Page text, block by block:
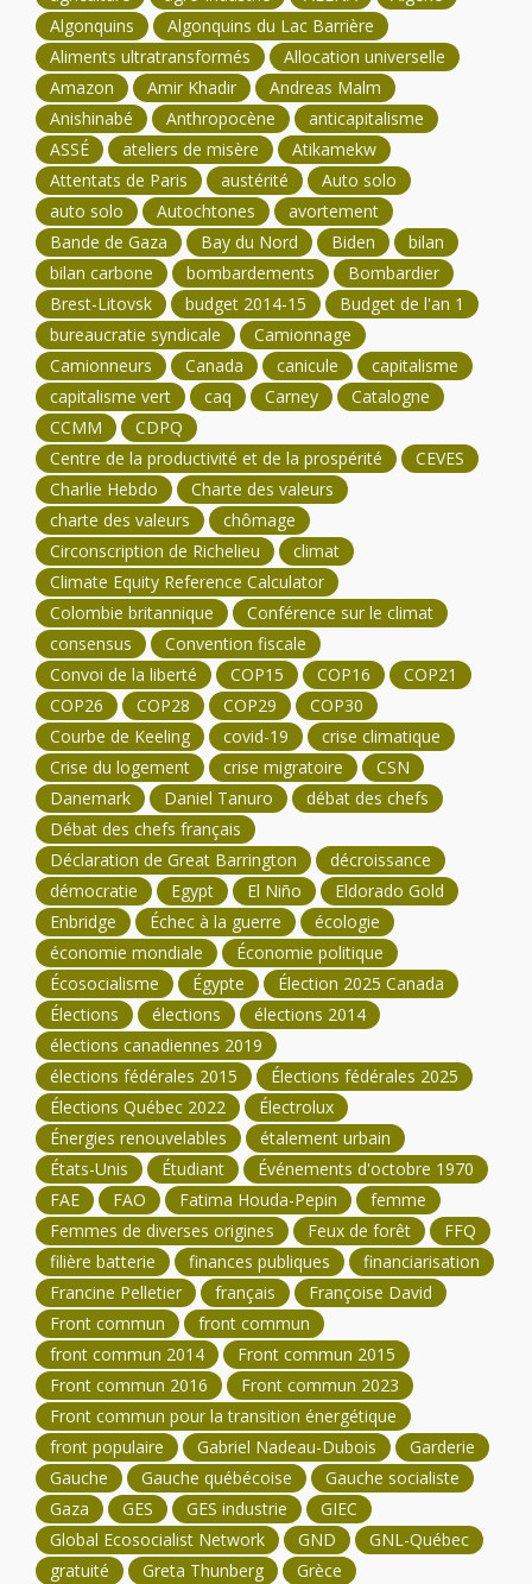
Algonquins
Algonquins du Lac Barrière
Aliments ultratransformés
Allocation universelle
Amazon
Amir Khadir
Andreas Malm
Anishinabé
Anthropocène
anticapitalisme
ASSÉ
ateliers de misère
Atikamekw
Attentats de Paris
austérité
Auto solo
auto solo
Autochtones
avortement
Bande de Gaza
Bay du Nord Biden
bilan
bilan carbone
bombardements
Bombardier
Brest-Litovsk
budget 2014-15
Budget de l'an 1
bureaucratie syndicale
Camionnage
Camionneurs
Canada canicule
capitalisme
capitalisme vert
caq Carney
Catalogne
CCMM
CDPQ
Centre de la productivité et de la prospérité
CEVES
Charlie Hebdo
Charte des valeurs
charte des valeurs
chômage
Circonscription de Richelieu
climat
Climate Equity Reference Calculator
Colombie britannique
Conférence sur le climat
consensus
Convention fiscale
Convoi de la liberté
COP15 COP16
COP21
COP26
COP28 COP29
COP30
Courbe de Keeling
covid-19
crise climatique
Crise du logement
crise migratoire
CSN
Danemark
Daniel Tanuro
débat des chefs
Débat des chefs français
Déclaration de Great Barrington
décroissance
démocratie
Egypt El Niño
Eldorado Gold
Enbridge
Échec à la guerre
écologie
économie mondiale
Économie politique
Écosocialisme
Égypte
Élection 2025 Canada
Élections
élections
élections 2014
élections canadiennes 2019
élections fédérales 2015
Élections fédérales 2025
Élections Québec 2022
Électrolux
Énergies renouvelables
étalement urbain
États-Unis
Étudiant
Événements d'octobre 1970
FAE
FAO Fatima Houda-Pepin
femme
Femmes de diverses origines
Feux de forêt
FFQ
filière batterie
finances publiques
financiarisation
Francine Pelletier
français
Françoise David
Front commun
front commun
front commun 2014
Front commun 2015
Front commun 2016
Front commun 2023
Front commun pour la transition énergétique
front populaire
Gabriel Nadeau-Dubois
Garderie
Gauche
Gauche québécoise
Gauche socialiste
Gaza
GES GES industrie
GIEC
Global Ecosocialist Network
GND
GNL-Québec
gratuité
Greta Thunberg
Grèce